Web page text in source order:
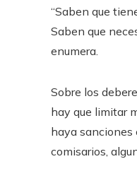
“Saben que
Saben que
enumera.
Sobre los
hay que limitar
haya sanciones
comisarios,